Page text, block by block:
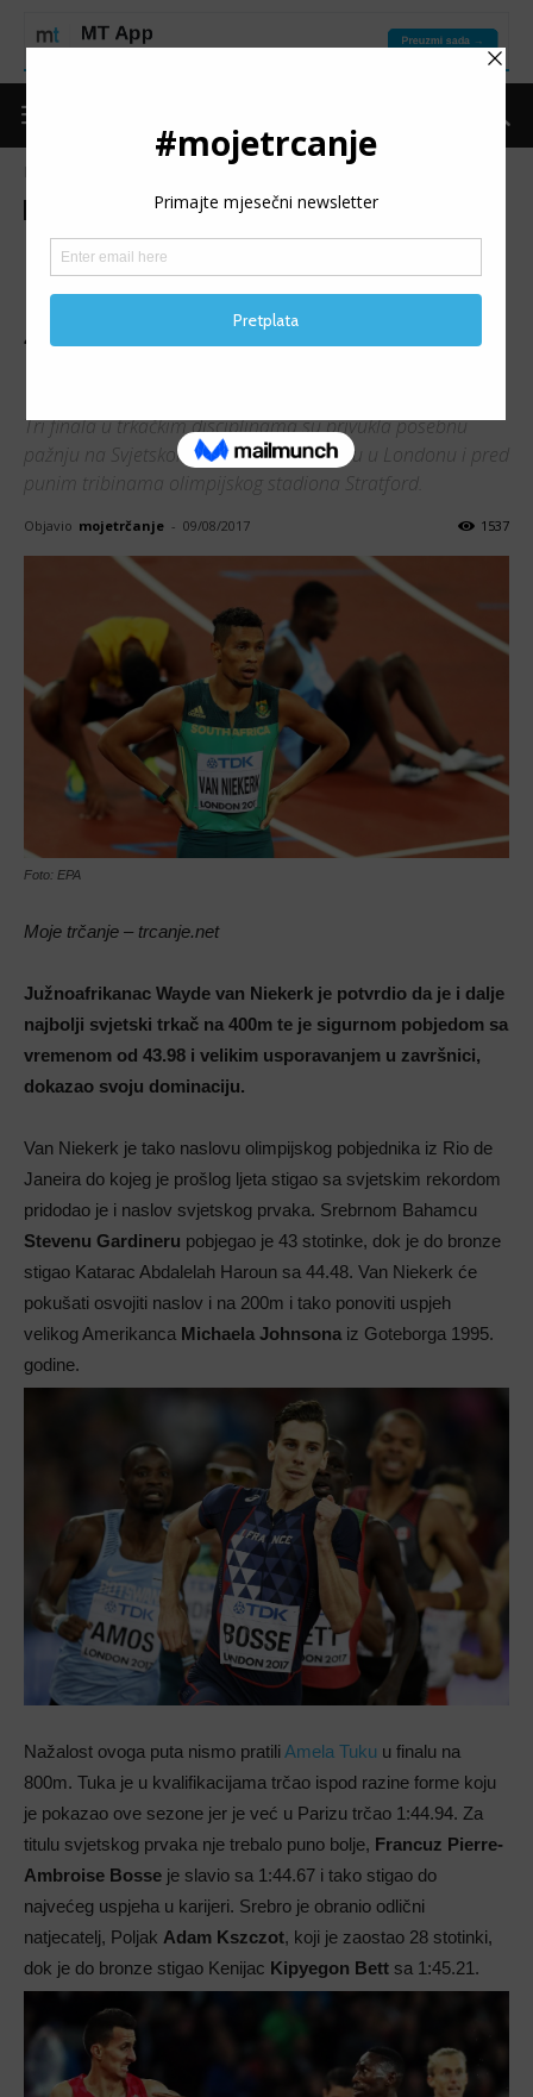
Iz svijeta trčanja
IAAF SP LONDON 2017: Van
Niekerk bez konkurencije na
400m, 14. vezano zlato
Tri finala u trkačkim disciplinama su privukla posebnu
pažnju na Svjetskom atletskom prvenstvu u Londonu i pred
punim tribinama olimpijskog stadiona Stratford.
Objavio mojetrčanje - 09/08/2017 1537
Foto: EPA
Moje trčanje – trcanje.net
Južnoafrikanac Wayde van Niekerk je potvrdio da je i dalje
najbolji svjetski trkač na 400m te je sigurnom pobjedom sa
vremenom od 43.98 i velikim usporavanjem u završnici,
dokazao svoju dominaciju.
Van Niekerk je tako naslovu olimpijskog pobjednika iz Rio de
Janeira do kojeg je prošlog ljeta stigao sa svjetskim rekordom
pridodao je i naslov svjetskog prvaka. Srebrnom Bahamcu
Stevenu Gardineru pobjegao je 43 stotinke, dok je do bronze
stigao Katarac Abdalelah Haroun sa 44.48. Van Niekerk će
pokušati osvojiti naslov i na 200m i tako ponoviti uspjeh
velikog Amerikanca Michaela Johnsona iz Goteborga 1995.
godine.
Nažalost ovoga puta nismo pratili Amela Tuku u finalu na
800m. Tuka je u kvalifikacijama trčao ispod razine forme koju
je pokazao ove sezone jer je već u Parizu trčao 1:44.94. Za
titulu svjetskog prvaka nje trebalo puno bolje, Francuz Pierre-
Ambroise Bosse je slavio sa 1:44.67 i tako stigao do
najvećeg uspjeha u karijeri. Srebro je obranio odlični
natjecatelj, Poljak Adam Kszczot, koji je zaostao 28 stotinki,
dok je do bronze stigao Kenijac Kipyegon Bett sa 1:45.21.